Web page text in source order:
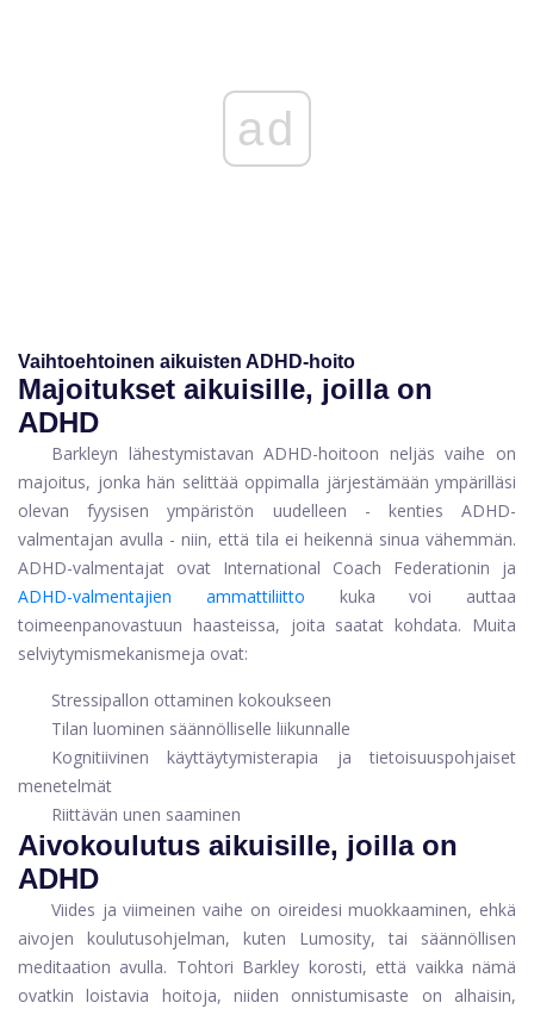
ad
Vaihtoehtoinen aikuisten ADHD-hoito
Majoitukset aikuisille, joilla on
ADHD
Barkleyn lähestymistavan ADHD-hoitoon neljäs vaihe on
majoitus, jonka hän selittää oppimalla järjestämään ympärilläsi
olevan fyysisen ympäristön uudelleen - kenties ADHD-
valmentajan avulla - niin, että tila ei heikennä sinua vähemmän.
ADHD-valmentajat ovat International Coach Federationin ja
ADHD-valmentajien ammattiliitto
kuka voi auttaa
toimeenpanovastuun haasteissa, joita saatat kohdata. Muita
selviytymismekanismeja ovat:
Stressipallon ottaminen kokoukseen
Tilan luominen säännölliselle liikunnalle
Kognitiivinen käyttäytymisterapia ja tietoisuuspohjaiset
menetelmät
Riittävän unen saaminen
Aivokoulutus aikuisille, joilla on
ADHD
Viides ja viimeinen vaihe on oireidesi muokkaaminen, ehkä
aivojen koulutusohjelman, kuten Lumosity, tai säännöllisen
meditaation avulla. Tohtori Barkley korosti, että vaikka nämä
ovatkin loistavia hoitoja, niiden onnistumisaste on alhaisin,